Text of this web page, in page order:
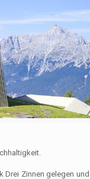
Drei Zinnen gelegen